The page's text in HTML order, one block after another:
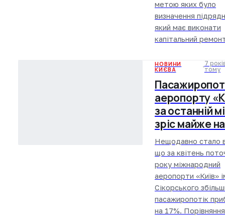
метою яких було
визначення
який має виконати
капітальний
НОВИНИ
КИЄВА
7
тому
аеропорту
за останній
зріс майже
Нещодавно стало
що за квітень
року міжнародний
аеропорти «Київ»
Сікорського
пасажиропотік
на 17%. Порівняння